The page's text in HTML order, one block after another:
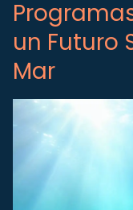
un Futuro
Mar